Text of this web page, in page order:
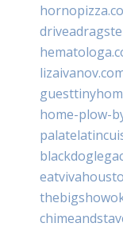
home-plow-